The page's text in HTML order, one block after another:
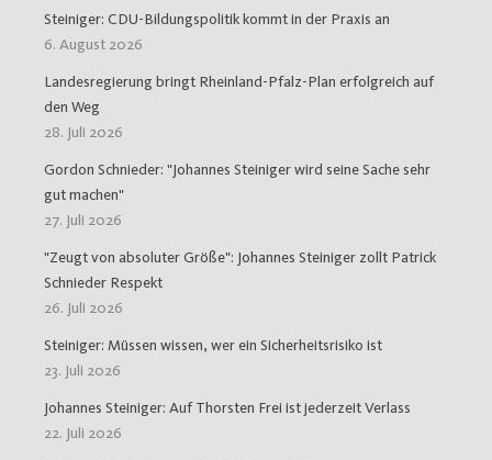
Steiniger: CDU-Bildungspolitik kommt in der Praxis an
6. August 2026
Landesregierung bringt Rheinland-Pfalz-Plan erfolgreich auf
den Weg
28. Juli 2026
Gordon Schnieder: "Johannes Steiniger wird seine Sache sehr
gut machen"
27. Juli 2026
"Zeugt von absoluter Größe": Johannes Steiniger zollt Patrick
Schnieder Respekt
26. Juli 2026
Steiniger: Müssen wissen, wer ein Sicherheitsrisiko ist
23. Juli 2026
Johannes Steiniger: Auf Thorsten Frei ist jederzeit Verlass
22. Juli 2026